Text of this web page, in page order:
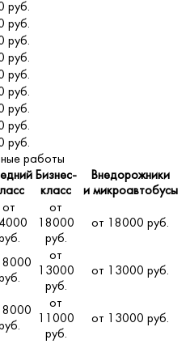
руб.
руб.
руб.
руб.
руб.
руб.
руб.
руб.
руб.
работы
Бизнес-
класс
Внедорожники
и микроавтобусы
от
от
18000
руб.
от 18000 руб.
8000
от
13000
руб.
от 13000 руб.
8000
от
11000
руб.
от 13000 руб.